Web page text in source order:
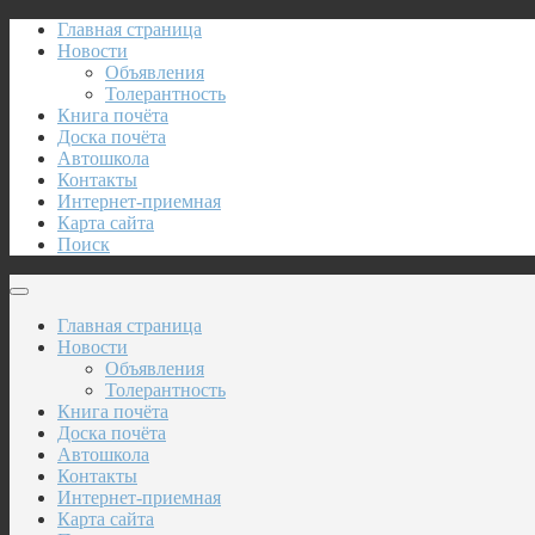
Главная страница
Новости
Объявления
Толерантность
Книга почёта
Доска почёта
Автошкола
Контакты
Интернет-приемная
Карта сайта
Поиск
Главная страница
Новости
Объявления
Толерантность
Книга почёта
Доска почёта
Автошкола
Контакты
Интернет-приемная
Карта сайта